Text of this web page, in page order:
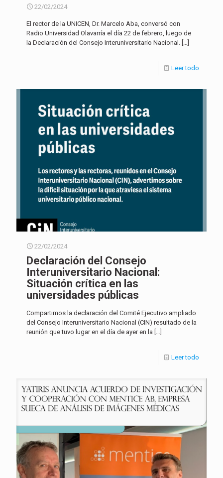
22/02/2024
El rector de la UNICEN, Dr. Marcelo Aba, conversó con
Radio Universidad Olavarría el día 22 de febrero, luego de
la Declaración del Consejo Interuniversitario Nacional. […]
Leer todo
22/02/2024
Declaración del Consejo
Interuniversitario Nacional:
Situación crítica en las
universidades públicas
Compartimos la declaración del Comité Ejecutivo ampliado
del Consejo Interuniversitario Nacional (CIN) resultado de la
reunión que tuvo lugar en el día de ayer en la […]
Leer todo